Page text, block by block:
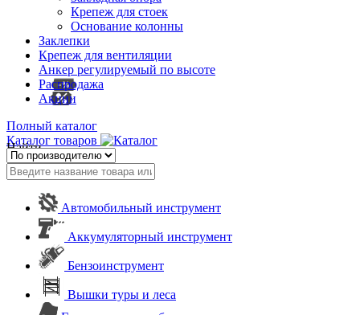
Крепеж для стоек
Основание колонны
Заклепки
Крепеж для вентиляции
Анкер регулируемый по высоте
Распродажа
Акции
Полный каталог
Каталог товаров
Найти
Автомобильный инструмент
Аккумуляторный инструмент
Бензоинструмент
Вышки туры и леса